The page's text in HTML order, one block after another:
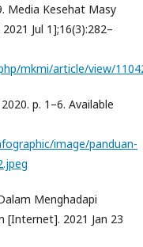
Media Kesehat Masy
Jul 1];16(3):282–
mkmi/article/view/
p. 1–6. Available
image/panduan-
Menghadapi
[Internet]. 2021 Jan 23